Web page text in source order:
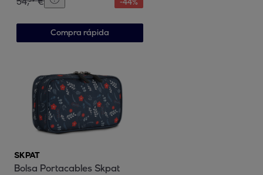
Compra rápida
SKPAT
Bolsa Portacables Skpat